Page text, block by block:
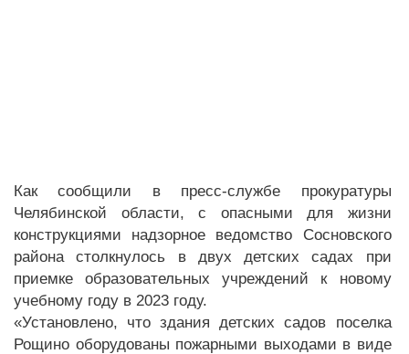
Как сообщили в пресс-службе прокуратуры
Челябинской области, с опасными для жизни
конструкциями надзорное ведомство Сосновского
района столкнулось в двух детских садах при
приемке образовательных учреждений к новому
учебному году в 2023 году.
«Установлено, что здания детских садов поселка
Рощино оборудованы пожарными выходами в виде